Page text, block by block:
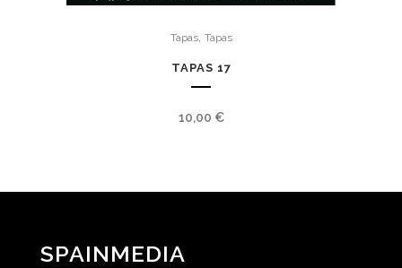
Tapas, Tapas
TAPAS 17
10,00 €
SPAINMEDIA